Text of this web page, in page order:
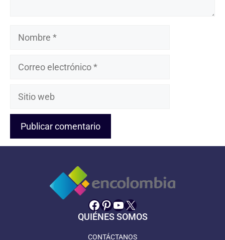
Nombre
Sitio
Facebook
Pinterest
YouTube
X
QUIÉNES SOMOS
CONTÁCTANOS